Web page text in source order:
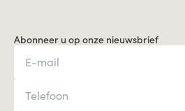
Abonneer u op onze nieuwsbrief